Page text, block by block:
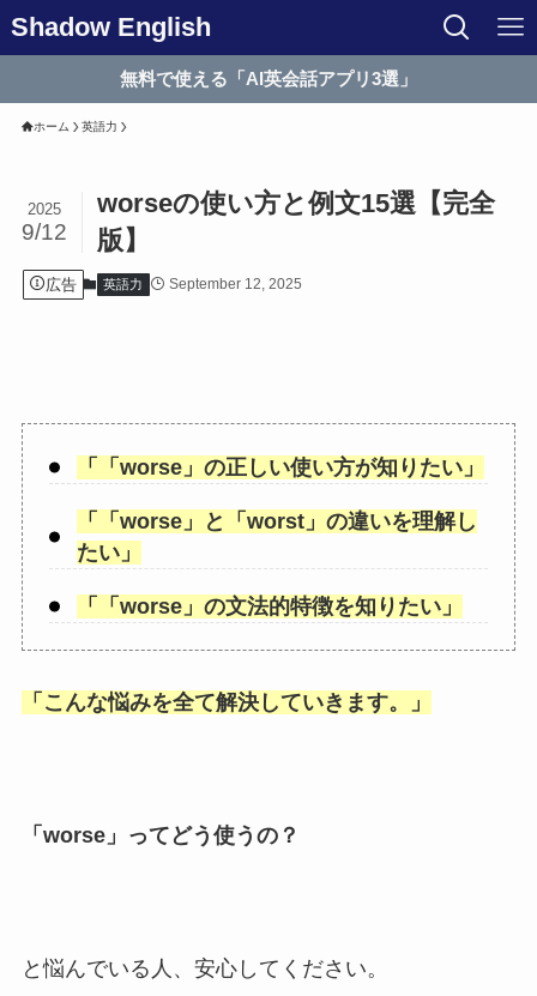
Shadow English
無料で使える「AI英会話アプリ3選」
ホーム 英語力
worseの使い方と例文15選【完全
版】
2025
9/12
広告 英語力 September 12, 2025
「 「worse」の正しい使い方が知りたい」
「 「worse」と「 worst」の違いを理解し
たい」
「 「worse」の文法的特徴を知りたい」
「 こんな悩みを全て解決していきます。 」
「 worse」ってどう使うの？
と悩んでいる人、安心してください。